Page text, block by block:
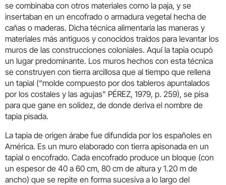
se combinaba con otros materiales como la paja, y se
insertaban en un encofrado o armadura vegetal hecha de
cañas o maderas. Dicha técnica alimentaría las maneras y
materiales más antiguos y conocidos traídos para levantar los
muros de las construcciones coloniales. Aquí la tapia ocupó
un lugar predominante. Los muros hechos con esta técnica
se construyen con tierra arcillosa que al tiempo que rellena
un tapial (“molde compuesto por dos tableros apuntalados
por los costales y las agujas” PÉREZ, 1979, p. 259), se pisa
para que gane en solidez, de donde deriva el nombre de
tapia pisada.
La tapia de origen árabe fue difundida por los españoles en
América. Es un muro elaborado con tierra apisonada en un
tapial o encofrado. Cada encofrado produce un bloque (con
un espesor de 40 a 60 cm, 80 cm de altura y 1.20 m de
ancho) que se repite en forma sucesiva a lo largo del